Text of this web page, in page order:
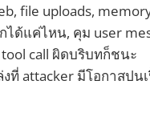
file uploads,
ด้แค่ไหน, คุม user
tool call ผิดบริบทก็ชนะ
ที่ attacker มีโอกาสปน